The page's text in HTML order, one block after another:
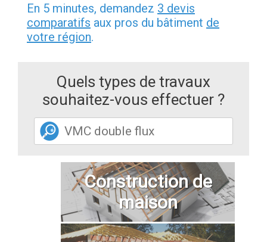
En 5 minutes, demandez 3 devis
comparatifs aux pros du bâtiment de
votre région.
Quels types de travaux
souhaitez-vous effectuer ?
Construction de
maison